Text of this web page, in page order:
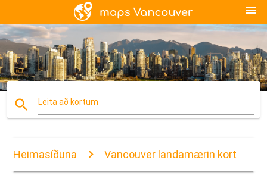
menu
search Leita að kortum
Heimasíðuna Vancouver landamærin kort